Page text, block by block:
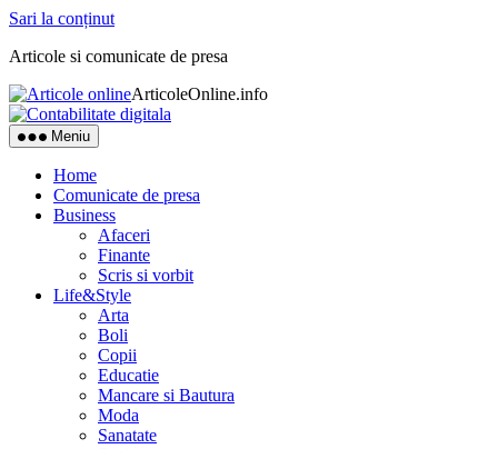
Sari la conținut
Articole si comunicate de presa
ArticoleOnline.info
Meniu
Home
Comunicate de presa
Business
Afaceri
Finante
Scris si vorbit
Life&Style
Arta
Boli
Copii
Educatie
Mancare si Bautura
Moda
Sanatate